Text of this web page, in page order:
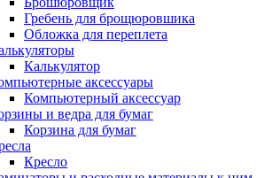
Гребень для брощюровшика
Обложка для переплета
Калькулятор
аксессуары
Компьютерный аксессуар
и ведра для бумаг
Корзина для бумаг
Кресло